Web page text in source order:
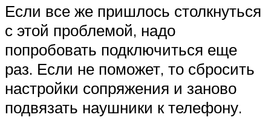
Если все же пришлось столкнуться
с этой проблемой, надо
попробовать подключиться еще
раз. Если не поможет, то сбросить
настройки сопряжения и заново
подвязать наушники к телефону.